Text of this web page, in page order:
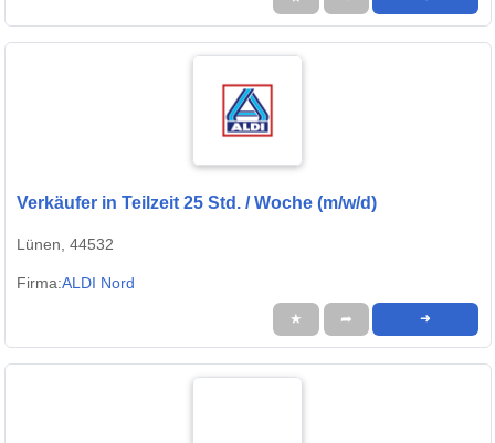
Verkäufer in Teilzeit 25 Std. / Woche (m/w/d)
Lünen, 44532
Firma:ALDI Nord
★ ➦ ➜